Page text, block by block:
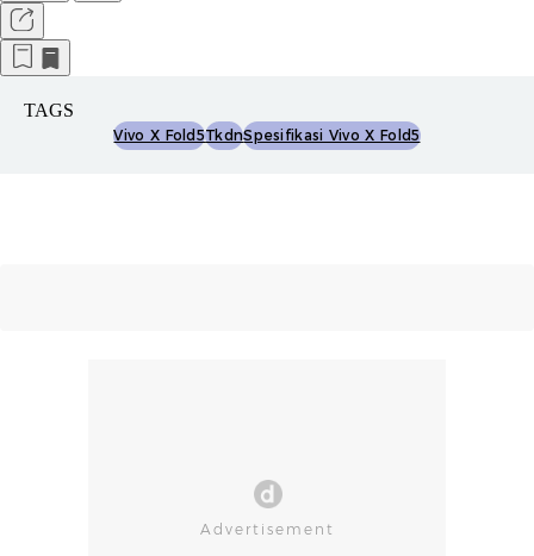
TAGS
Vivo X Fold5TkdnSpesifikasi Vivo X Fold5